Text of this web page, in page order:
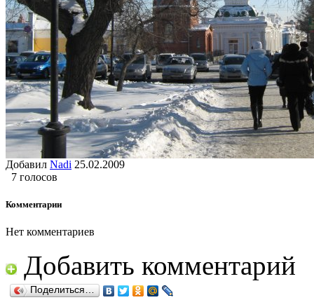
Добавил Nadi 25.02.2009
7 голосов
Комментарии
Нет комментариев
Добавить комментарий
Поделиться…